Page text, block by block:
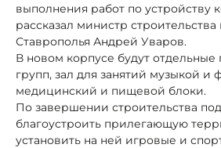
выполнения работ по устройству
рассказал министр
Ставрополья Андрей Уваров.
В новом корпусе будут
групп, зал для занятий музыкой и
медицинский и пищевой блоки.
По завершении строительства
благоустроить прилегающую
установить на ней игровые и